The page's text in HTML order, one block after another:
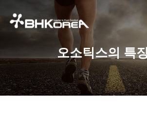
오소틱스의 특